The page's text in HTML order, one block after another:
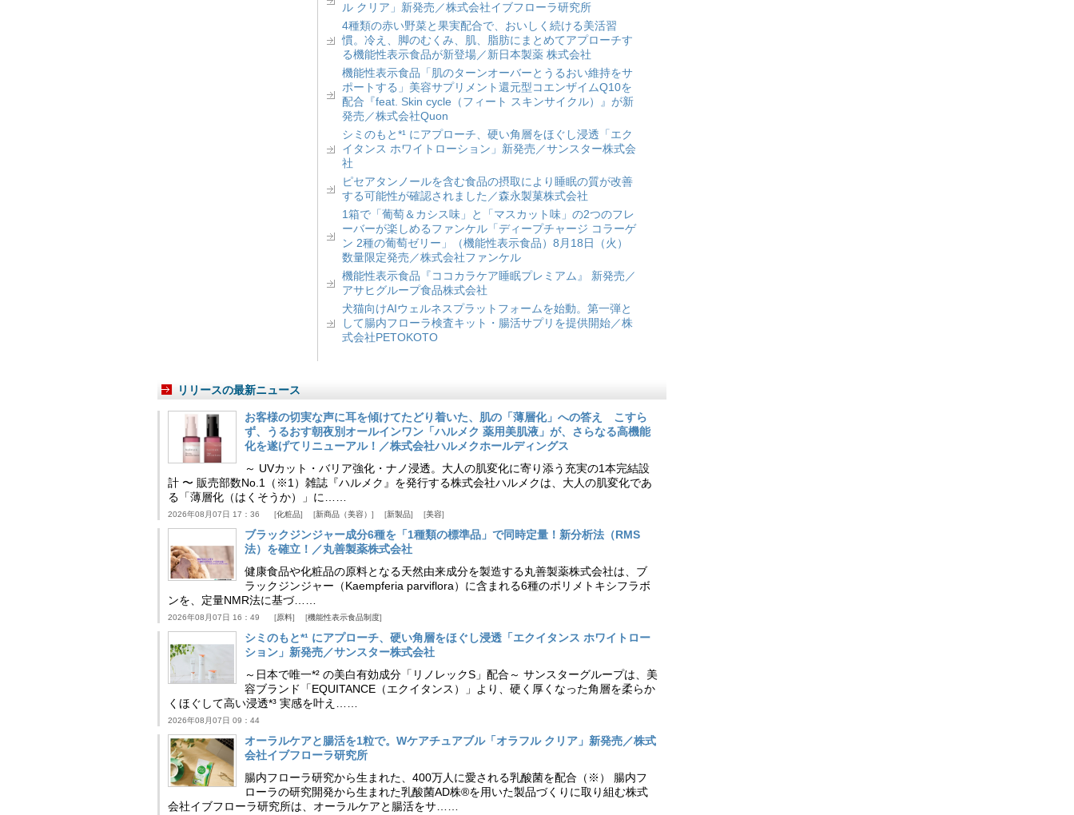
ル クリア」新発売／株式会社イブフローラ研究所
4種類の赤い野菜と果実配合で、おいしく続ける美活習
慣。冷え、脚のむくみ、肌、脂肪にまとめてアプローチす
る機能性表示食品が新登場／新日本製薬 株式会社
機能性表示食品「肌のターンオーバーとうるおい維持をサ
ポートする」美容サプリメント還元型コエンザイムQ10を
配合『feat. Skin cycle（フィート スキンサイクル）』が新
発売／株式会社Quon
シミのもと*¹ にアプローチ、硬い角層をほぐし浸透「エク
イタンス ホワイトローション」新発売／サンスター株式会
社
ピセアタンノールを含む食品の摂取により睡眠の質が改善
する可能性が確認されました／森永製菓株式会社
1箱で「葡萄＆カシス味」と「マスカット味」の2つのフレ
ーバーが楽しめるファンケル「ディープチャージ コラーゲ
ン 2種の葡萄ゼリー」（機能性表示食品）8月18日（火）
数量限定発売／株式会社ファンケル
機能性表示食品『ココカラケア睡眠プレミアム』 新発売／
アサヒグループ食品株式会社
犬猫向けAIウェルネスプラットフォームを始動。第一弾と
して腸内フローラ検査キット・腸活サプリを提供開始／株
式会社PETOKOTO
リリースの最新ニュース
お客様の切実な声に耳を傾けてたどり着いた、肌の「薄層化」への答え こすら
ず、うるおす朝夜別オールインワン「ハルメク 薬用美肌液」が、さらなる高機能
化を遂げてリニューアル！／株式会社ハルメクホールディングス
～ UVカット・バリア強化・ナノ浸透。大人の肌変化に寄り添う充実の1本完結設
計 〜 販売部数No.1（※1）雑誌『ハルメク』を発行する株式会社ハルメクは、大人の肌変化であ
る「薄層化（はくそうか）」に……
2026年08月07日 17：36 化粧品 新商品（美容） 新製品 美容
ブラックジンジャー成分6種を「1種類の標準品」で同時定量！新分析法（RMS
法）を確立！／丸善製薬株式会社
健康食品や化粧品の原料となる天然由来成分を製造する丸善製薬株式会社は、ブ
ラックジンジャー（Kaempferia parviflora）に含まれる6種のポリメトキシフラボ
ンを、定量NMR法に基づ……
2026年08月07日 16：49 原料 機能性表示食品制度
シミのもと*¹ にアプローチ、硬い角層をほぐし浸透「エクイタンス ホワイトロー
ション」新発売／サンスター株式会社
～日本で唯一*² の美白有効成分「リノレックS」配合～ サンスターグループは、美
容ブランド「EQUITANCE（エクイタンス）」より、硬く厚くなった角層を柔らか
くほぐして高い浸透*³ 実感を叶え……
2026年08月07日 09：44
オーラルケアと腸活を1粒で。Wケアチュアブル「オラフル クリア」新発売／株式
会社イブフローラ研究所
腸内フローラ研究から生まれた、400万人に愛される乳酸菌を配合（※） 腸内フ
ローラの研究開発から生まれた乳酸菌AD株®を用いた製品づくりに取り組む株式
会社イブフローラ研究所は、オーラルケアと腸活をサ……